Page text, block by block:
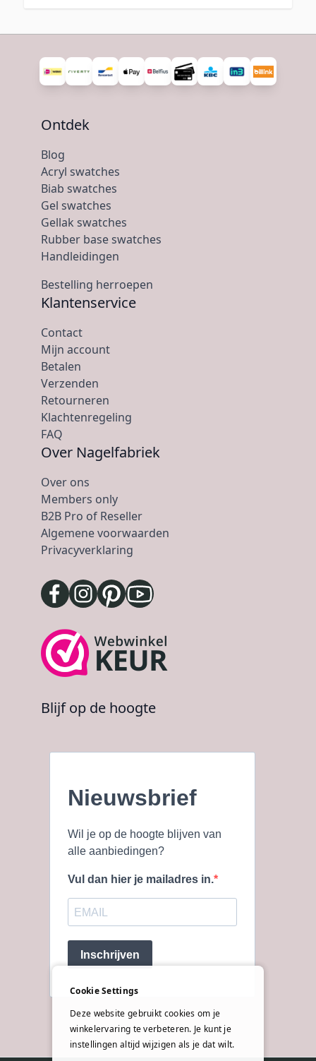
Ontdek
Blog
Acryl swatches
Biab swatches
Gel swatches
Gellak swatches
Rubber base swatches
Handleidingen
Bestelling herroepen
Klantenservice
Contact
Mijn account
Betalen
Verzenden
Retourneren
Klachtenregeling
FAQ
Over Nagelfabriek
Over ons
Members only
B2B Pro of Reseller
Algemene voorwaarden
Privacyverklaring
Blijf op de hoogte
Nieuwsbrief
Wil je op de hoogte blijven van
alle aanbiedingen?
Vul dan hier je mailadres in.
Inschrijven
Cookie Settings
Deze website gebruikt cookies om je
winkelervaring te verbeteren. Je kunt je
instellingen altijd wijzigen als je dat wilt.